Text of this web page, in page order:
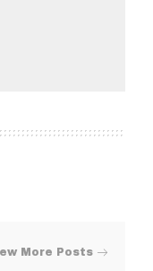
More Posts